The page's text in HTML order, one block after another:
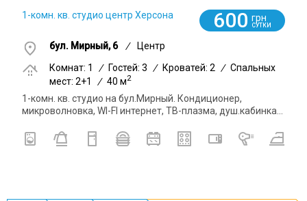
1-комн. кв. студио центр Херсона 600 грн
СУТКИ
бул. Мирный, 6 /
Центр
Комнат: 1
/ Гостей: 3 / Кроватей: 2 / Спальных
мест: 2+1
/ 40 м2
1-комн. кв. студио на бул.Мирный. Кондиционер,
микроволновка, WI-FI интернет, ТВ-плазма, душ.кабинка...